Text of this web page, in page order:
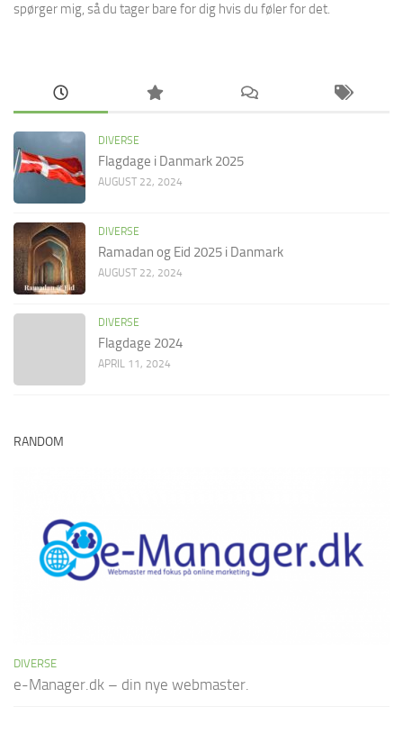
spørger mig, så du tager bare for dig hvis du føler for det.
DIVERSE
Flagdage i Danmark 2025
AUGUST 22, 2024
DIVERSE
Ramadan og Eid 2025 i Danmark
AUGUST 22, 2024
DIVERSE
Flagdage 2024
APRIL 11, 2024
RANDOM
DIVERSE
e-Manager.dk – din nye webmaster.